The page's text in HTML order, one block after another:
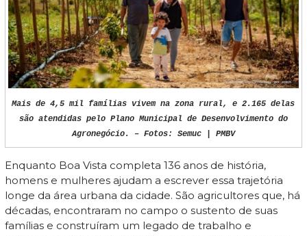
Mais de 4,5 mil famílias vivem na zona rural, e 2.165 delas
são atendidas pelo Plano Municipal de Desenvolvimento do
Agronegócio. – Fotos: Semuc | PMBV
Enquanto Boa Vista completa 136 anos de história,
homens e mulheres ajudam a escrever essa trajetória
longe da área urbana da cidade. São agricultores que, há
décadas, encontraram no campo o sustento de suas
famílias e construíram um legado de trabalho e